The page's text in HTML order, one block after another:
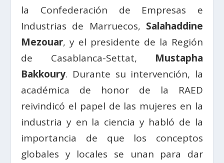
la Confederación de Empresas e
Industrias de Marruecos, Salahaddine
Mezouar, y el presidente de la Región
de Casablanca-Settat, Mustapha
Bakkoury. Durante su intervención, la
académica de honor de la RAED
reivindicó el papel de las mujeres en la
industria y en la ciencia y habló de la
importancia de que los conceptos
globales y locales se unan para dar